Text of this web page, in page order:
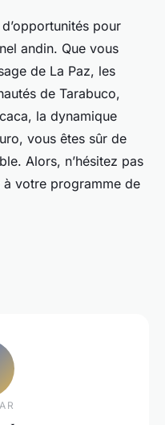
pour
andin. Que vous
de La Paz, les
de Tarabuco,
la dynamique
vous êtes sûr de
Alors, n’hésitez pas
votre programme de